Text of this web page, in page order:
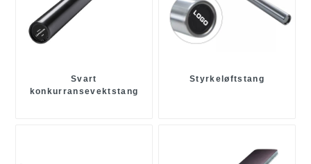
Svart
konkurransevektstang
Styrkeløftstang